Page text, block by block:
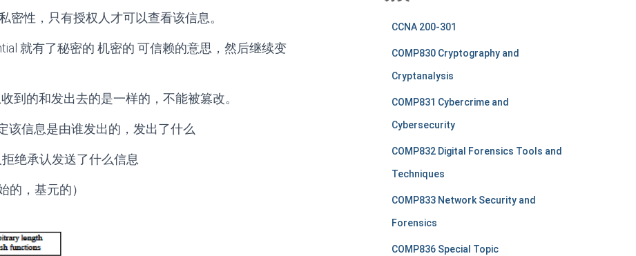
密性，只有授权人才可以查看该信息。
就有了秘密的 机密的 可信赖的意思，然后继续变
收到的和发出去的是一样的，不能被篡改。
该信息是由谁发出的，发出了什么
绝承认发送了什么信息
的，基元的）
CCNA 200-301
COMP830 Cryptography and
Cryptanalysis
COMP831 Cybercrime and
Cybersecurity
COMP832 Digital Forensics Tools and
Techniques
COMP833 Network Security and
Forensics
COMP836 Special Topic